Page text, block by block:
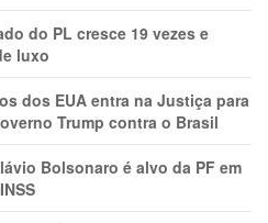
do PL cresce 19 vezes e
luxo
dos EUA entra na Justiça para
Trump contra o Brasil
Bolsonaro é alvo da PF em